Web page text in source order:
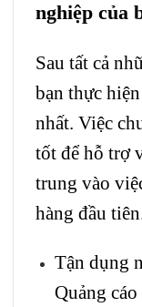
nghiệp của
Sau tất cả
bạn thực
nhất. Việc
tốt để hỗ trợ
trung vào
hàng đầu
Tận dụng
Quảng